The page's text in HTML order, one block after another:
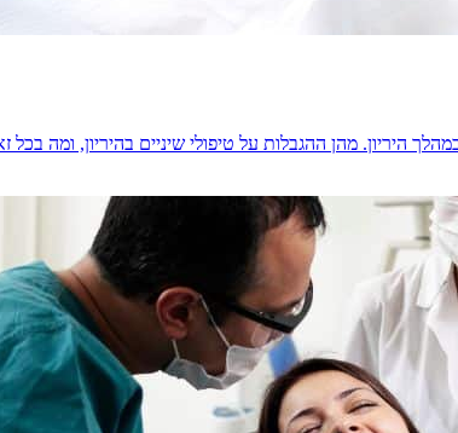
היריון. מהן ההגבלות על טיפולי שיניים בהיריון, ומה